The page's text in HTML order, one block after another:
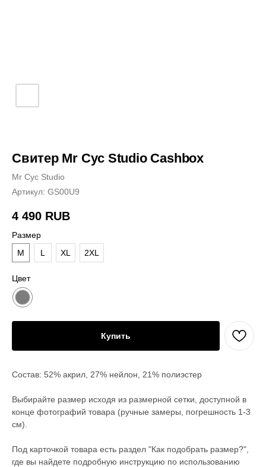
Свитер Mr Cyc Studio Cashbox
Mr Cyc Studio
Артикул: GS00U9
4 490 RUB
Размер
M
L XL 2XL
Цвет
Купить
Состав: 52% акрил, 27% нейлон, 21% полиэстер
Выбирайте размер исходя из размерной сетки, доступной в
конце фотографий товара (ручные замеры, погрешность 1-3
см).
Под карточкой товара есть раздел "Как подобрать размер?",
где вы найдете подробную инструкцию по использованию